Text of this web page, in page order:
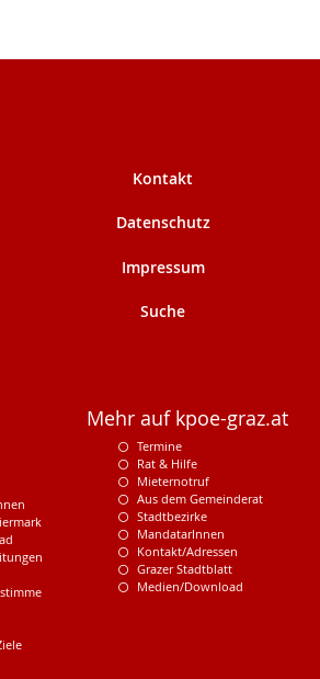
Kontakt
Datenschutz
Impressum
Suche
Mehr auf kpoe-graz.at
Termine
Rat & Hilfe
Mieternotruf
Aus dem Gemeinderat
Stadtbezirke
MandatarInnen
Kontakt/Adressen
Grazer Stadtblatt
Medien/Download